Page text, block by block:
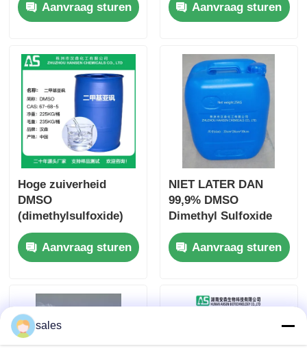
CAS:67-68-5
Aanvraag sturen
kwaliteit CAS:67-68-5
Aanvraag sturen
Hoge zuiverheid
DMSO
(dimethylsulfoxide)
Elektronische
kwaliteit CAS:67-68-5
Aanvraag sturen
NIET LATER DAN
99,9% DMSO
Dimethyl Sulfoxide
CAS No 67-68-5 voor
Landbouwmeststof
Aanvraag sturen
sales